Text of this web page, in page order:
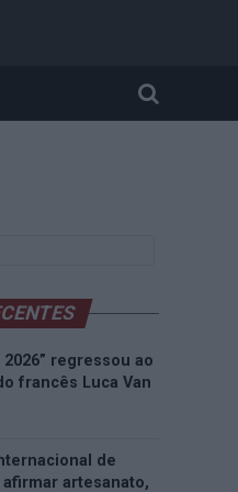
regressou ao
francês Luca Van
de
afirmar artesanato,